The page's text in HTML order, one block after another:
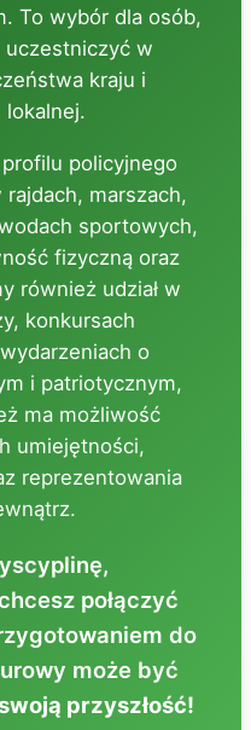
To wybór dla osób,
w
kraju i
lokalnej.
policyjnego
marszach,
sportowych,
fizyczną oraz
również udział w
konkursach
o
i patriotycznym,
ma możliwość
umiejętności,
reprezentowania
połączyć
do
może być
przyszłość!